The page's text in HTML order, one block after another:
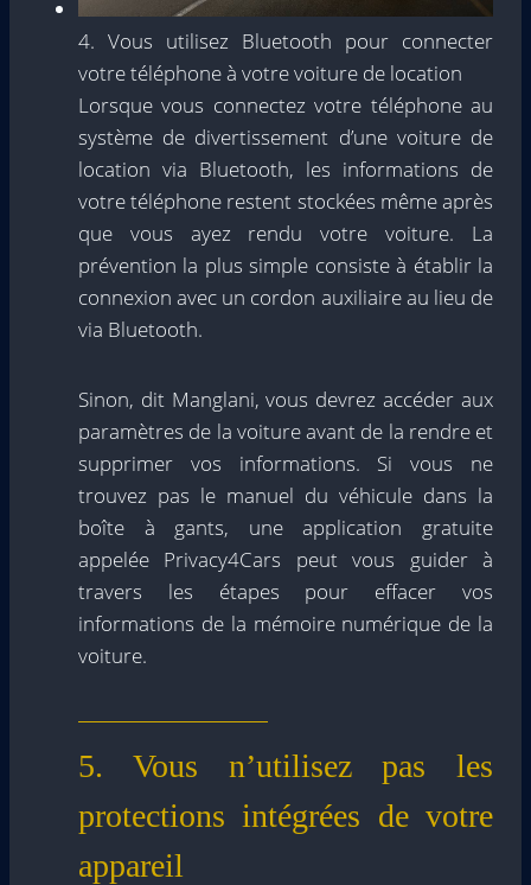
4. Vous utilisez Bluetooth pour connecter
votre téléphone à votre voiture de location
Lorsque vous connectez votre téléphone au
système de divertissement d’une voiture de
location via Bluetooth, les informations de
votre téléphone restent stockées même après
que vous ayez rendu votre voiture. La
prévention la plus simple consiste à établir la
connexion avec un cordon auxiliaire au lieu de
via Bluetooth.
Sinon, dit Manglani, vous devrez accéder aux
paramètres de la voiture avant de la rendre et
supprimer vos informations. Si vous ne
trouvez pas le manuel du véhicule dans la
boîte à gants, une application gratuite
appelée Privacy4Cars peut vous guider à
travers les étapes pour effacer vos
informations de la mémoire numérique de la
voiture.
5. Vous n’utilisez pas les
protections intégrées de votre
appareil